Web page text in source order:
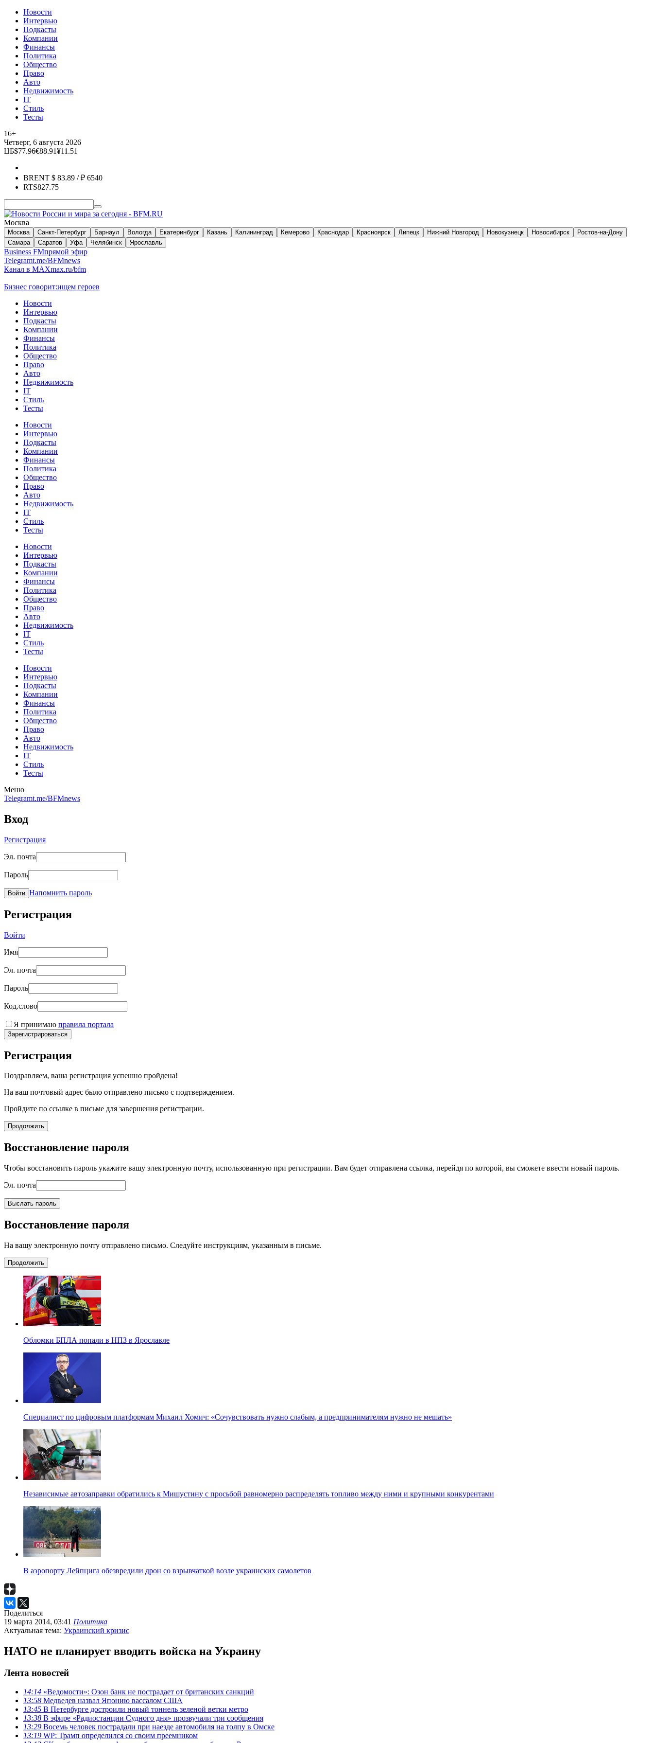
Новости
Интервью
Подкасты
Компании
Финансы
Политика
Общество
Право
Авто
Недвижимость
IT
Стиль
Тесты
16+
Четверг, 6 августа 2026
ЦБ$77.96€88.91¥11.51
BRENT $ 83.89 / ₽ 6540
RTS827.75
Москва
Москва Санкт-Петербург Барнаул Вологда Екатеринбург Казань Калининград Кемерово Краснодар Красноярск Липецк Нижний Новгород Новокузнецк Новосибирск
Ростов-на-Дону
Самара
Саратов Уфа Челябинск Ярославль
Business FMпрямой эфир
Telegramt.me/BFMnews
Канал в MAXmax.ru/bfm
Бизнес говорит:ищем героев
Новости
Интервью
Подкасты
Компании
Финансы
Политика
Общество
Право
Авто
Недвижимость
IT
Стиль
Тесты
Новости
Интервью
Подкасты
Компании
Финансы
Политика
Общество
Право
Авто
Недвижимость
IT
Стиль
Тесты
Новости
Интервью
Подкасты
Компании
Финансы
Политика
Общество
Право
Авто
Недвижимость
IT
Стиль
Тесты
Новости
Интервью
Подкасты
Компании
Финансы
Политика
Общество
Право
Авто
Недвижимость
IT
Стиль
Тесты
Меню
Telegramt.me/BFMnews
Вход
Регистрация
Эл. почта
Пароль
Войти Напомнить пароль
Регистрация
Войти
Имя
Эл. почта
Пароль
Код.слово
Я принимаю правила портала
Зарегистрироваться
Регистрация
Поздравляем, ваша регистрация успешно пройдена!
На ваш почтовый адрес было отправлено письмо с подтверждением.
Пройдите по ссылке в письме для завершения регистрации.
Продолжить
Восстановление пароля
Чтобы восстановить пароль укажите вашу электронную почту, использованную при регистрации. Вам будет отправлена ссылка, перейдя по которой, вы сможете ввести новый пароль.
Эл. почта
Выслать пароль
Восстановление пароля
На вашу электронную почту отправлено письмо. Следуйте инструкциям, указанным в письме.
Продолжить
Обломки БПЛА попали в НПЗ в Ярославле
Специалист по цифровым платформам Михаил Хомич: «Сочувствовать нужно слабым, а предпринимателям нужно не мешать»
Независимые автозаправки обратились к Мишустину с просьбой равномерно распределять топливо между ними и крупными конкурентами
В аэропорту Лейпцига обезвредили дрон со взрывчаткой возле украинских самолетов
Поделиться
19 марта 2014, 03:41 Политика
Актуальная тема: Украинский кризис
НАТО не планирует вводить войска на Украину
Лента новостей
14:14 «Ведомости»: Озон банк не пострадает от британских санкций
13:58 Медведев назвал Японию вассалом США
13:45 В Петербурге достроили новый тоннель зеленой ветки метро
13:38 В эфире «Радиостанции Судного дня» прозвучали три сообщения
13:29 Восемь человек пострадали при наезде автомобиля на толпу в Омске
13:19 WP: Трамп определился со своим преемником